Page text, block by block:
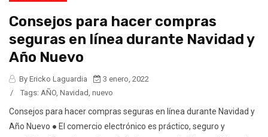
Consejos para hacer compras
seguras en línea durante Navidad y
Año Nuevo
By Ericko Laguardia
3 enero, 2022
/
Tags: AÑO Navidad nuevo
Consejos para hacer compras seguras en línea durante Navidad y
Año Nuevo ● El comercio electrónico es práctico, seguro y